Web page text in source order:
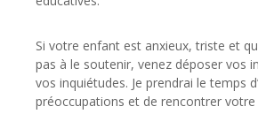
Si votre enfant est anxieux, triste et
pas à le soutenir, venez déposer vos
vos inquiétudes. Je prendrai le temps
préoccupations et de rencontrer